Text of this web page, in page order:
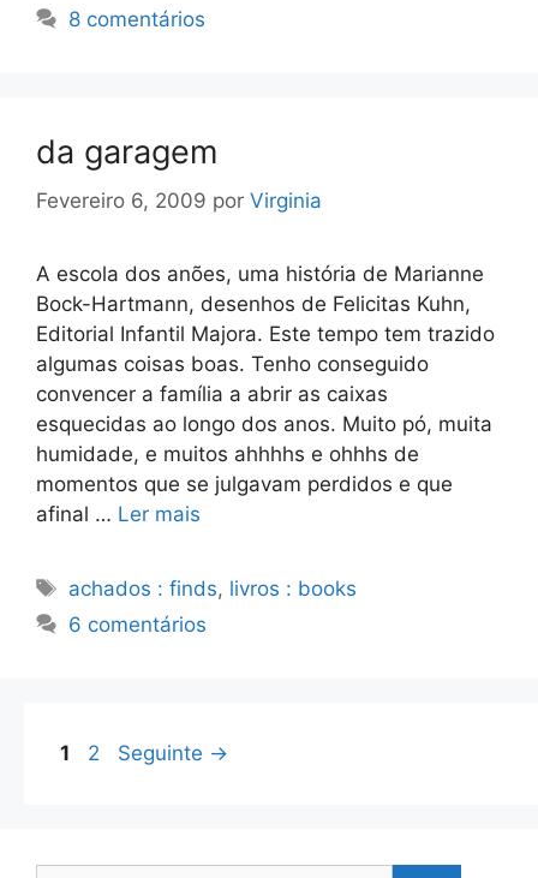
8 comentários
da garagem
Fevereiro 6, 2009 por Virginia
A escola dos anões, uma história de Marianne
Bock-Hartmann, desenhos de Felicitas Kuhn,
Editorial Infantil Majora. Este tempo tem trazido
algumas coisas boas. Tenho conseguido
convencer a família a abrir as caixas
esquecidas ao longo dos anos. Muito pó, muita
humidade, e muitos ahhhhs e ohhhs de
momentos que se julgavam perdidos e que
afinal … Ler mais
Etiquetas
achados : finds, livros : books
6 comentários
Página
1 Página
2 Seguinte →